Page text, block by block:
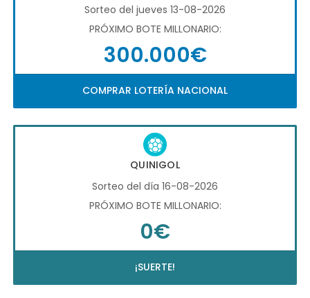
Sorteo del jueves 13-08-2026
PRÓXIMO BOTE MILLONARIO:
300.000€
COMPRAR LOTERÍA NACIONAL
QUINIGOL
Sorteo del día 16-08-2026
PRÓXIMO BOTE MILLONARIO:
0€
¡SUERTE!